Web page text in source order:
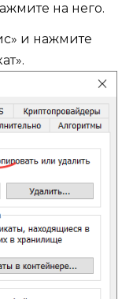
на него.
и нажмите